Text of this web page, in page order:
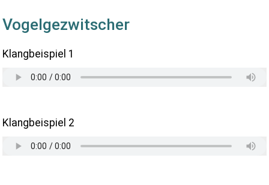
Vogelgezwitscher
Klangbeispiel 1
Klangbeispiel 2